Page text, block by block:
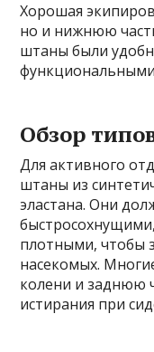
Хорошая
но и нижнюю
штаны были
Обзор
Для активного
штаны из
эластана. Они
плотными, чтобы
насекомых.
колени и заднюю
истирания при